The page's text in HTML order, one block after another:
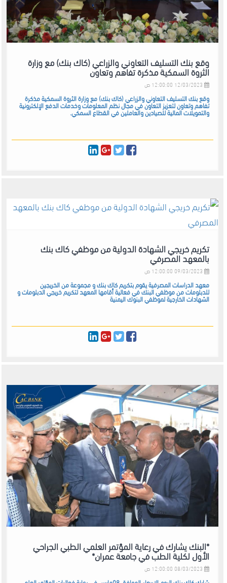
وقع بنك التسليف التعاوني والزراعي (كاك بنك) مع وزارة
الثروة السمكية مذكرة تفاهم وتعاون
وقع بنك التسليف التعاوني والزراعي (كاك بنك) مع وزارة الثروة السمكية مذكرة
تفاهم وتعاون لتعزيز التعاون في مجال نظم المعلومات وخدمات الدفع الإلكترونية
والتمويلات المالية للصيادين والعاملين في القطاع السمكي.
تكريم خريجي الشهادة الدولية من موظفي كاك بنك
بالمعهد المصرفي
معهد الدراسات المصرفية يقوم بتكريم كاك بنك و مجموعة من الخريجين
للدبلومات من موظفي البنك في فعالية أقامها المعهد لتكريم خريجي الدبلومات و
الشهادات الخارجية لموظفي البنوك اليمنية
*البنك يشارك في رعاية المؤتمر العلمي الطبي الجراحي
الأول لكلية الطب في جامعة عمران*